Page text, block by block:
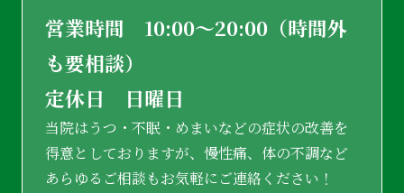
営業時間 10:00〜20:00（時間外
も要相談）
定休日 日曜日
当院はうつ・不眠・めまいなどの症状の改善を
得意としておりますが、慢性痛、体の不調など
あらゆるご相談もお気軽にご連絡ください！